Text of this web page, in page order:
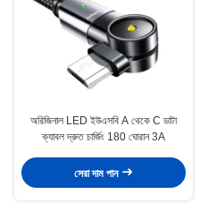
অরিজিনাল LED ইউএসবি A থেকে C ডাটা
ক্যাবল দ্রুত চার্জিং 180 ঘোরান 3A
সেরা দাম পান